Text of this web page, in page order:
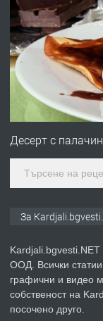
ПРЕДЛАГА
ПРЕДЛАГА
ПРЕДЛАГА
Десерт с
За
ООД. Всички
графични и видео
собственост на
посочено друго.